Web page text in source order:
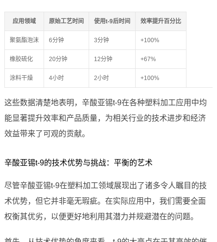
应用领域 原始工艺时间 使用t-9后时间 效率提升百分比
聚氨酯泡沫 6分钟 3分钟 +100%
橡胶硫化 20分钟 12分钟 +67%
涂料干燥 4小时 2小时 +100%
这些数据清楚地表明，辛酸亚锡t-9在各种塑料加工应用中均
能显著提升效率和产品质量，为相关行业的技术进步和经济
效益带来了可观的贡献。
辛酸亚锡t-9的技术优势与挑战：平衡的艺术
尽管辛酸亚锡t-9在塑料加工领域展现出了诸多令人瞩目的技
术优势，但它并非毫无瑕疵。在实际应用中，我们需要全面
权衡其优劣，以便更好地利用其潜力并规避潜在的问题。